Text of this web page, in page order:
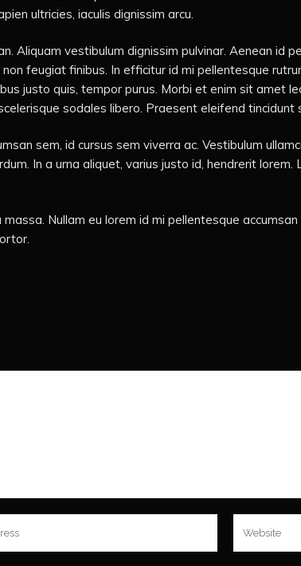
ultricies, iaculis dignissim arcu.
Aliquam vestibulum dignissim pulvinar. Aenean id
feugiat finibus. In efficitur id mi pellentesque
justo quis, tempor purus. Morbi et enim sit amet
sodales libero. Praesent eleifend tincidunt
sem, id cursus sem viverra ac. Vestibulum
In a urna aliquet, varius justo id, hendrerit lorem.
Nullam eu lorem id mi pellentesque